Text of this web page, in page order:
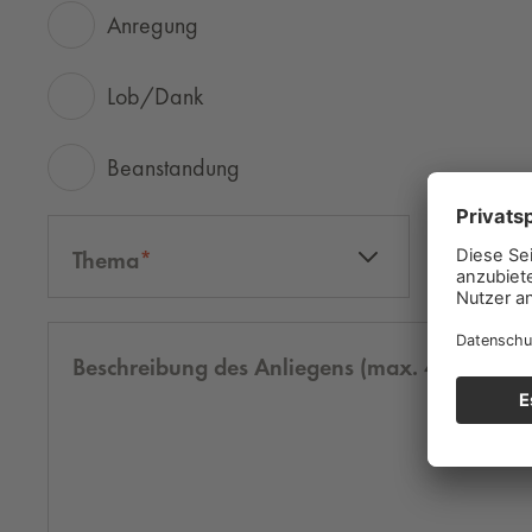
Anregung
Lob/Dank
Beanstandung
Thema
Beschreibung des Anliegens (max. 4000